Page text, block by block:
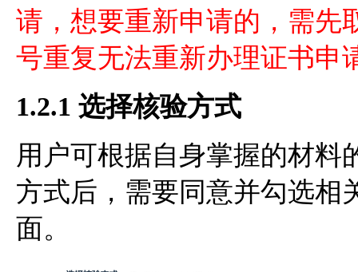
请，想要重新申请的，需先
号重复无法重新办理证书申
1.2.1 选择核验方式
用户可根据自身掌握的材料
方式后，需要同意并勾选相
面。